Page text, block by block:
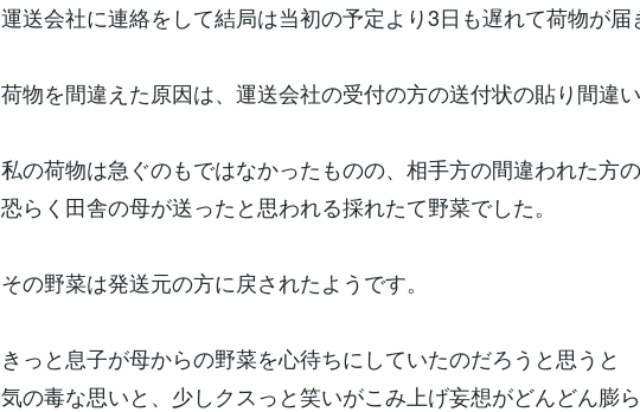
運送会社に連絡をして結局は当初の予定より3日も遅れて荷物が届
荷物を間違えた原因は、運送会社の受付の方の送付状の貼り間違
私の荷物は急ぐのもではなかったものの、相手方の間違われた方
恐らく田舎の母が送ったと思われる採れたて野菜でした。
その野菜は発送元の方に戻されたようです。
きっと息子が母からの野菜を心待ちにしていたのだろうと思うと
気の毒な思いと、少しクスっと笑いがこみ上げ妄想がどんどん膨